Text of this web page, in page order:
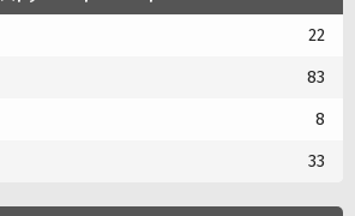
22
83
8
33